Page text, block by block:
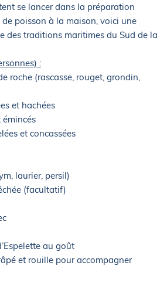
se lancer dans la préparation
de poisson à la maison, voici une
des traditions maritimes du Sud de la
:
roche (rascasse, rouget, grondin,
et hachées
et concassées
laurier, persil)
(facultatif)
au goût
et rouille pour accompagner